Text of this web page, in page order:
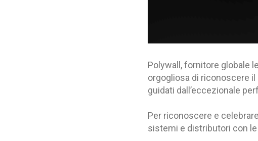
Polywall, fornitore globale
orgogliosa di riconoscere
guidati dall’eccezionale
Per riconoscere e
sistemi e distributori con